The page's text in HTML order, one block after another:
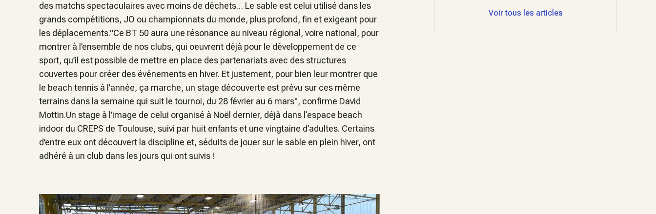
des matchs spectaculaires avec moins de déchets… Le sable est celui utilisé dans les
grands compétitions, JO ou championnats du monde, plus profond, fin et exigeant pour
les déplacements."Ce BT 50 aura une résonance au niveau régional, voire national, pour
montrer à l’ensemble de nos clubs, qui oeuvrent déjà pour le développement de ce
sport, qu’il est possible de mettre en place des partenariats avec des structures
couvertes pour créer des événements en hiver. Et justement, pour bien leur montrer que
le beach tennis à l’année, ça marche, un stage découverte est prévu sur ces même
terrains dans la semaine qui suit le tournoi, du 28 février au 6 mars", confirme David
Mottin.Un stage à l’image de celui organisé à Noël dernier, déjà dans l‘espace beach
indoor du CREPS de Toulouse, suivi par huit enfants et une vingtaine d’adultes. Certains
d’entre eux ont découvert la discipline et, séduits de jouer sur le sable en plein hiver, ont
adhéré à un club dans les jours qui ont suivis !
Voir tous les articles